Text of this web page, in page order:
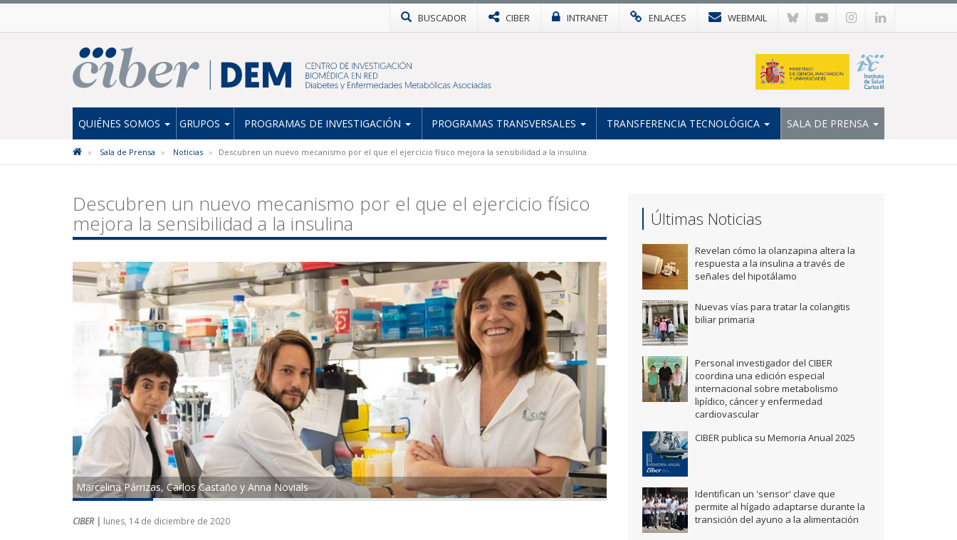
BUSCADOR CIBER INTRANET ENLACES WEBMAIL
QUIÉNES SOMOS GRUPOS PROGRAMAS DE INVESTIGACIÓN PROGRAMAS TRANSVERSALES TRANSFERENCIA TECNOLÓGICA SALA DE PRENSA
Sala de Prensa Noticias Descubren un nuevo mecanismo por el que el ejercicio físico mejora la sensibilidad a la insulina
Descubren un nuevo mecanismo por el que el ejercicio físico
mejora la sensibilidad a la insulina
Marcelina Párrizas, Carlos Castaño y Anna Novials
CIBER | lunes, 14 de diciembre de 2020
Últimas Noticias
Revelan cómo la olanzapina altera la
respuesta a la insulina a través de
señales del hipotálamo
Nuevas vías para tratar la colangitis
biliar primaria
Personal investigador del CIBER
coordina una edición especial
internacional sobre metabolismo
lipídico, cáncer y enfermedad
cardiovascular
CIBER publica su Memoria Anual 2025
Identifican un 'sensor' clave que
permite al hígado adaptarse durante la
transición del ayuno a la alimentación